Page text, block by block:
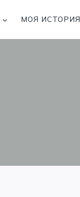
МОЯ ИСТОРИЯ